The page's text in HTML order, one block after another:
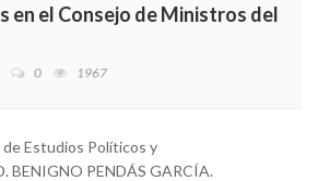
en el Consejo de Ministros del
0 1967
Estudios Políticos y
BENIGNO PENDÁS GARCÍA.